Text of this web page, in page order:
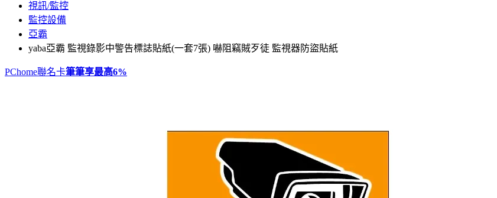
視訊/監控
監控設備
亞霸
yaba亞霸 監視錄影中警告標誌貼紙(一套7張) 嚇阻竊賊歹徒 監視器防盜貼紙
PChome聯名卡筆筆享最高6%